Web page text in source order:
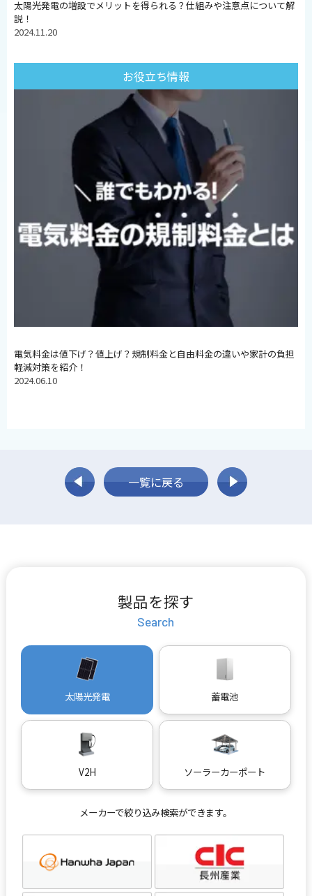
太陽光発電の増設でメリットを得られる？仕組みや注意点について解
説！
2024.11.20
お役立ち情報
電気料金は値下げ？値上げ？規制料金と自由料金の違いや家計の負担
軽減対策を紹介！
2024.06.10
一覧に戻る
製品を探す
Search
太陽光発電 蓄電池
V2H ソーラーカーポート
メーカーで絞り込み検索ができます。